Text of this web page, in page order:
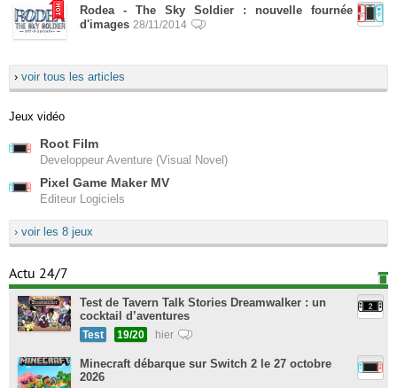
Rodea - The Sky Soldier : nouvelle fournée
d'images 28/11/2014
› voir tous les articles
Jeux vidéo
Root Film
Developpeur Aventure (Visual Novel)
Pixel Game Maker MV
Editeur Logiciels
› voir les 8 jeux
Actu 24/7
Test de Tavern Talk Stories Dreamwalker : un
cocktail d’aventures
Test 19/20 hier
Minecraft débarque sur Switch 2 le 27 octobre
2026